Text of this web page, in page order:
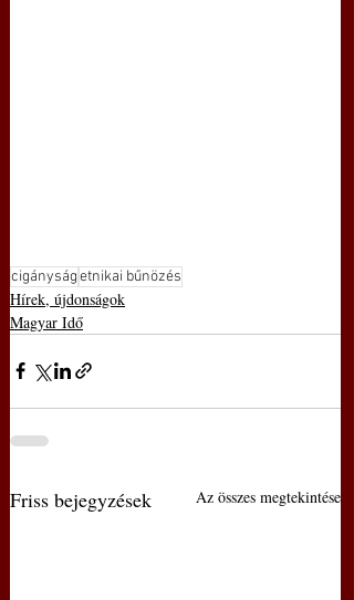
cigányságetnikai bűnözés
Hírek, újdonságok
Magyar Idő
Friss bejegyzések Az összes megtekintése